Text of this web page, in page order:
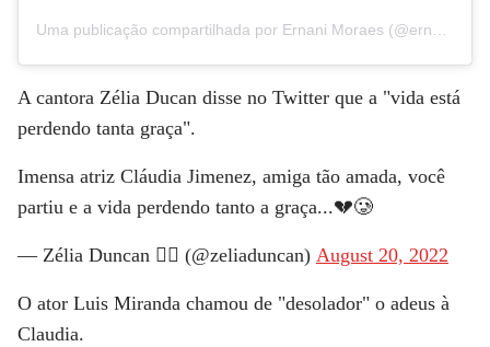
A cantora Zélia Ducan disse no Twitter que a "vida está
perdendo tanta graça".
Imensa atriz Cláudia Jimenez, amiga tão amada, você
partiu e a vida perdendo tanto a graça...💔🥲
— Zélia Duncan 🏳️‍🌈 (@zeliaduncan) August 20, 2022
O ator Luis Miranda chamou de "desolador" o adeus à
Claudia.